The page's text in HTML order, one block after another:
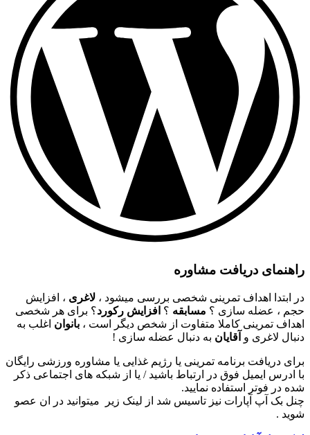
راهنمای دریافت مشاوره
در ابتدا اهداف تمرینی شخصی بررسی میشود ، لاغری ، افزایش
حجم ، عضله سازی ؟ مسابقه ؟ افزایش رکورد؟ برای هر شخصی
اهداف تمرینی کاملا متفاوت از شخص دیگر است ، بانوان اغلب به
دنبال لاغری و آقایان به دنبال عضله سازی !
برای دریافت برنامه تمرینی یا رژیم غذایی یا مشاوره ورزشی رایگان
با ادرس ایمیل فوق در ارتباط باشید / یا از شبکه های اجتماعی ذکر
شده در فوتر استفاده نمایید.
چنل بک آپ آپارات نیز تاسیس شد از لینک زیر میتوانید در ان عصو
شوید .